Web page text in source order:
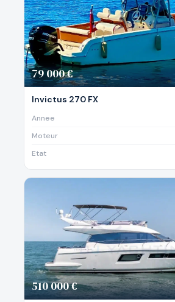
79 000 €
Invictus 270 FX
Annee
Moteur
Etat
510 000 €